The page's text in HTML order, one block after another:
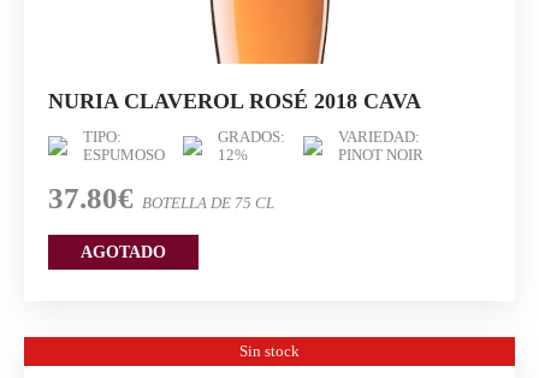
NURIA CLAVEROL ROSÉ 2018 CAVA
TIPO:
ESPUMOSO
GRADOS:
12%
VARIEDAD:
PINOT NOIR
37.80€ BOTELLA DE 75 CL
AGOTADO
Sin stock